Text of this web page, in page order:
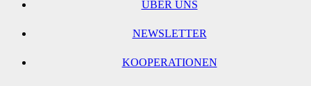
ÜBER UNS
NEWSLETTER
KOOPERATIONEN